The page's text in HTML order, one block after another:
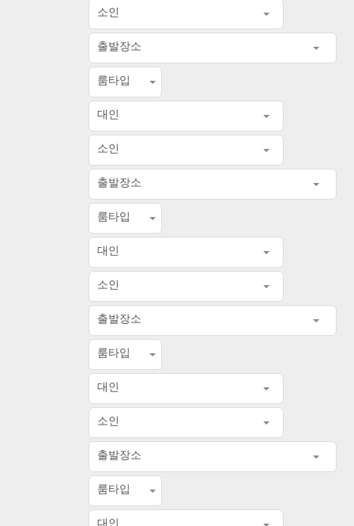
소인
출발장소
룸타입
대인
소인
출발장소
룸타입
대인
소인
출발장소
룸타입
대인
소인
출발장소
룸타입
대인